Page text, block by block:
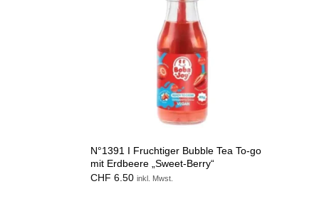
N°1391 I Fruchtiger Bubble Tea To-go
mit Erdbeere „Sweet-Berry“
CHF 6.50 inkl. Mwst.